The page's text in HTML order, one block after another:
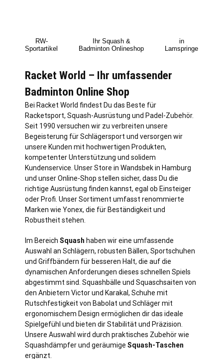
RW-
Sportartikel
Ihr Squash &
Badminton Onlineshop
in
Lamspringe
Racket World – Ihr umfassender
Badminton Online Shop
Bei Racket World findest Du das Beste für
Racketsport, Squash-Ausrüstung und Padel-Zubehör.
Seit 1990 versuchen wir zu verbreiten unsere
Begeisterung für Schlägersport und versorgen wir
unsere Kunden mit hochwertigen Produkten,
kompetenter Unterstützung und solidem
Kundenservice. Unser Store in Wandsbek in Hamburg
und unser Online-Shop stellen sicher, dass Du die
richtige Ausrüstung finden kannst, egal ob Einsteiger
oder Profi. Unser Sortiment umfasst renommierte
Marken wie Yonex, die für Beständigkeit und
Robustheit stehen.
Im Bereich Squash haben wir eine umfassende
Auswahl an Schlägern, robusten Bällen, Sportschuhen
und Griffbändern für besseren Halt, die auf die
dynamischen Anforderungen dieses schnellen Spiels
abgestimmt sind. Squashbälle und Squaschsaiten von
den Anbietern Victor und Karakal, Schuhe mit
Rutschfestigkeit von Babolat und Schläger mit
ergonomischem Design ermöglichen dir das ideale
Spielgefühl und bieten dir Stabilität und Präzision.
Unsere Auswahl wird durch praktisches Zubehör wie
Squashdämpfer und geräumige Squash-Taschen
ergänzt.